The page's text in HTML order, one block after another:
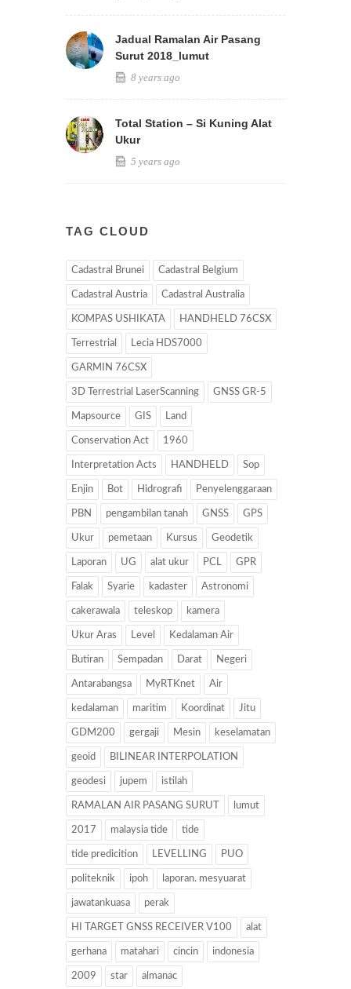
Jadual Ramalan Air Pasang
Surut 2018_lumut
8 years ago
Total Station – Si Kuning Alat
Ukur
5 years ago
TAG CLOUD
Cadastral Brunei Cadastral Belgium
Cadastral Austria Cadastral Australia
KOMPAS USHIKATA HANDHELD 76CSX
Terrestrial Lecia HDS7000
GARMIN 76CSX
3D Terrestrial LaserScanning GNSS GR-5
Mapsource GIS Land
Conservation Act 1960
Interpretation Acts HANDHELD Sop
Enjin Bot Hidrografi Penyelenggaraan
PBN pengambilan tanah GNSS GPS
Ukur pemetaan Kursus Geodetik
Laporan UG alat ukur PCL GPR
Falak Syarie kadaster Astronomi
cakerawala teleskop kamera
Ukur Aras Level Kedalaman Air
Butiran Sempadan Darat Negeri
Antarabangsa MyRTKnet Air
kedalaman maritim Koordinat Jitu
GDM200 gergaji Mesin keselamatan
geoid BILINEAR INTERPOLATION
geodesi jupem istilah
RAMALAN AIR PASANG SURUT lumut
2017 malaysia tide tide
tide predicition LEVELLING PUO
politeknik ipoh laporan. mesyuarat
jawatankuasa perak
HI TARGET GNSS RECEIVER V100 alat
gerhana matahari cincin indonesia
2009 star almanac